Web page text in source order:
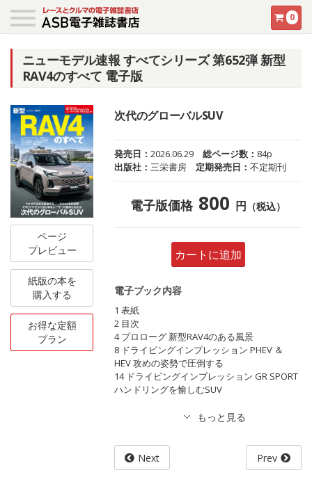
0
ニューモデル速報 すべてシリーズ 第652弾 新型
RAV4のすべて 電子版
ページ
プレビュー
紙版の本を
購入する
お得な定額
プラン
次代のグローバルSUV
発売日：2026.06.29 総ページ数： 84p
出版社：三栄書房 定期発売日：不定期刊
電子版価格 800 円 （税込）
カートに追加
電子ブック内容
1 表紙
2 目次
4 プロローグ 新型RAV4のある風景
8 ドライビングインプレッション PHEV ＆
HEV 攻めの姿勢で圧倒する
14 ドライビングインプレッション GR SPORT
ハンドリングを愉しむSUV
Next Prev